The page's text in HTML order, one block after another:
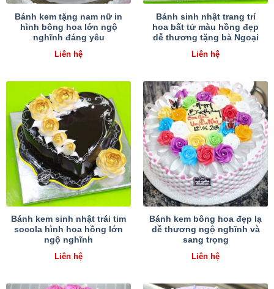
Bánh kem tặng nam nữ in
hình bông hoa lớn ngộ
nghĩnh đáng yêu
Liên hệ
Bánh sinh nhật trang trí
hoa bất tử màu hồng đẹp
dễ thương tặng bà Ngoại
Liên hệ
Bánh kem sinh nhật trái tim
socola hình hoa hồng lớn
ngộ nghĩnh
Liên hệ
Bánh kem bông hoa đẹp lạ
dễ thương ngộ nghĩnh và
sang trọng
Liên hệ